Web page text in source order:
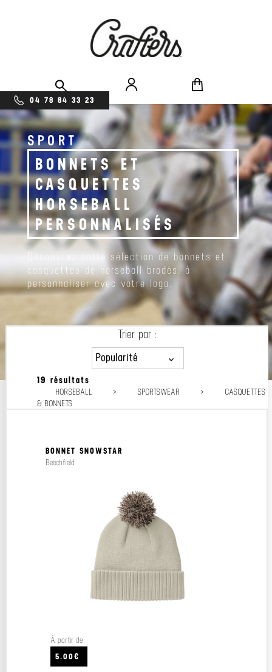
04 78 84 33 23
SPORT
BONNETS ET
CASQUETTES
HORSEBALL
PERSONNALISÉS
Découvrez notre sélection de bonnets et
casquettes de horseball brodés, à
personnaliser avec votre logo.
19 résultats
HORSEBALL > SPORTSWEAR >
CASQUETTES
& BONNETS
Trier par :
Popularité
Prix décroissant
BONNET SNOWSTAR
Beechfield
À partir de
5.00€